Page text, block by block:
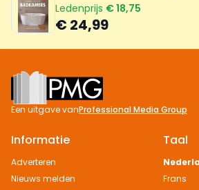
Ledenprijs € 18,75
€ 24,99
Footer
Een uitgave vanProfessional Media Group
Informatie
Adverteren
Nieuws melden
Taal
Frans